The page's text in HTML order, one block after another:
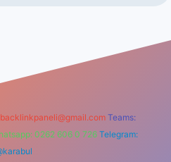
backlinkpaneli@gmail.com Teams:
0262 606 0 726 Telegram: